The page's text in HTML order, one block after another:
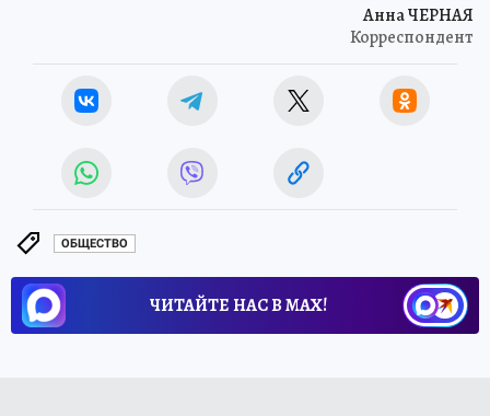
Анна ЧЕРНАЯ
Корреспондент
ОБЩЕСТВО
ЧИТАЙТЕ НАС В МАХ!